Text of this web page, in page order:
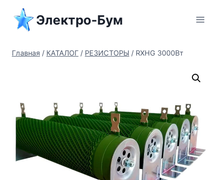
Перейти
содержимому
Электро-Бум
Главная / КАТАЛОГ / РЕЗИСТОРЫ / RXHG 3000Вт